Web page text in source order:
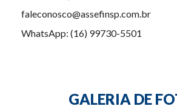
faleconosco@assefinsp.com.br
WhatsApp: (16) 99730-5501
GALERIA DE